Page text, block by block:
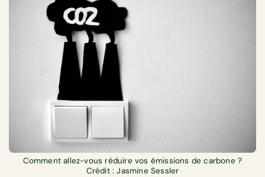
Comment allez-vous réduire vos émissions de carbone ?
Crédit : Jasmine Sessler